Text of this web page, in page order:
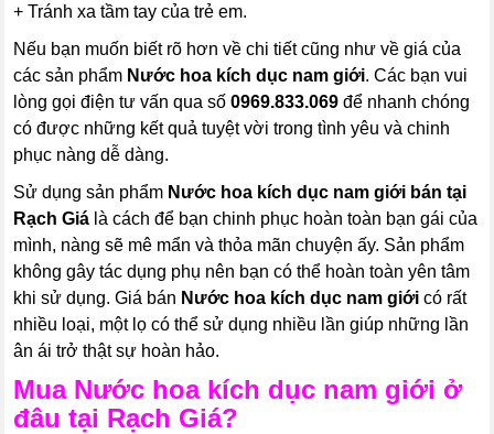
+ Tránh xa tầm tay của trẻ em.
Nếu bạn muốn biết rõ hơn về chi tiết cũng như về giá của
các sản phẩm Nước hoa kích dục nam giới. Các bạn vui
lòng gọi điện tư vấn qua số0969.833.069để nhanh chóng
có được những kết quả tuyệt vời trong tình yêu và chinh
phục nàng dễ dàng.
Sử dụng sản phẩm Nước hoa kích dục nam giới bán tại
Rạch Giá là cách để bạn chinh phục hoàn toàn bạn gái của
mình, nàng sẽ mê mẩn và thỏa mãn chuyện ấy. Sản phẩm
không gây tác dụng phụ nên bạn có thể hoàn toàn yên tâm
khi sử dụng. Giá bán Nước hoa kích dục nam giới có rất
nhiều loại, một lọ có thể sử dụng nhiều lần giúp những lần
ân ái trở thật sự hoàn hảo.
Mua Nước hoa kích dục nam giới ở
đâu tại Rạch Giá?